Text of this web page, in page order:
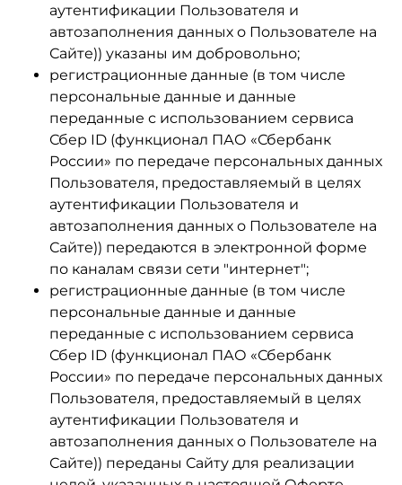
аутентификации Пользователя и
автозаполнения данных о Пользователе на
Сайте)) указаны им добровольно;
регистрационные данные (в том числе
персональные данные и данные
переданные с использованием сервиса
Сбер ID (функционал ПАО «Сбербанк
России» по передаче персональных данных
Пользователя, предоставляемый в целях
аутентификации Пользователя и
автозаполнения данных о Пользователе на
Сайте)) передаются в электронной форме
по каналам связи сети "интернет";
регистрационные данные (в том числе
персональные данные и данные
переданные с использованием сервиса
Сбер ID (функционал ПАО «Сбербанк
России» по передаче персональных данных
Пользователя, предоставляемый в целях
аутентификации Пользователя и
автозаполнения данных о Пользователе на
Сайте)) переданы Сайту для реализации